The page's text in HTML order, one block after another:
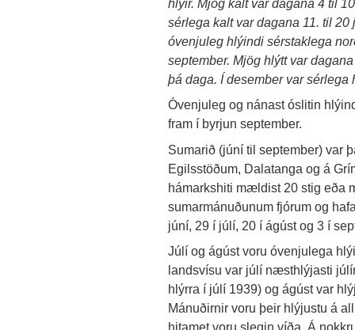
hlýir. Mjög kalt var dagana 4 til
sérlega kalt var dagana 11. til
óvenjuleg hlýindi sérstaklega
september. Mjög hlýtt var
þá daga. Í desember var sérlega
Óvenjuleg og nánast óslitin
fram í byrjun september.
Sumarið (júní til september) var
Egilsstöðum, Dalatanga og á
hámarkshiti mældist 20 stig eða
sumarmánuðunum fjórum og
júní, 29 í júlí, 20 í ágúst og 3 í
Júlí og ágúst voru óvenjulega
landsvísu var júlí næsthlýjasti
hlýrra í júlí 1939) og ágúst var
Mánuðirnir voru þeir hlýjustu á
hitamet voru slegin víða. Á